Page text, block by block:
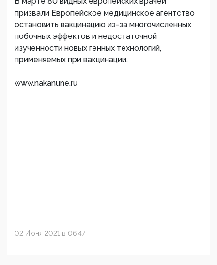
призвали Европейское медицинское агентство
остановить вакцинацию из-за многочисленных
побочных эффектов и недостаточной
изученности новых генных технологий,
применяемых при вакцинации.
www.nakanune.ru
02 Июня 2021 в 06:47